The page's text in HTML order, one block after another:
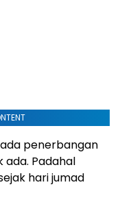
penerbangan
ada. Padahal
hari jumad